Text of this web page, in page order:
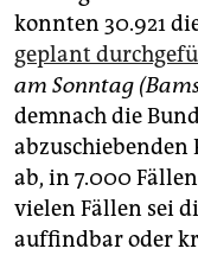
epaper login
konnten 30.921
geplant
am Sonntag
demnach die
abzuschiebenden
ab, in 7.000
vielen Fällen sei
auffindbar oder